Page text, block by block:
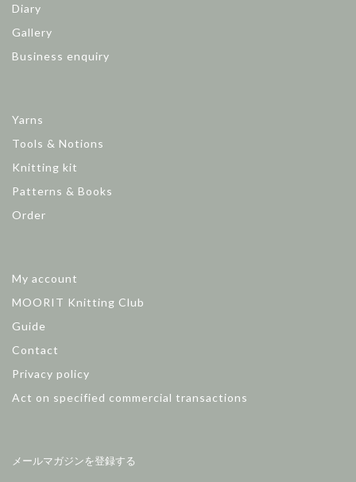
Diary
Gallery
Business enquiry
Yarns
Tools & Notions
Knitting kit
Patterns & Books
Order
My account
MOORIT Knitting Club
Guide
Contact
Privacy policy
Act on specified commercial transactions
メールマガジンを登録する